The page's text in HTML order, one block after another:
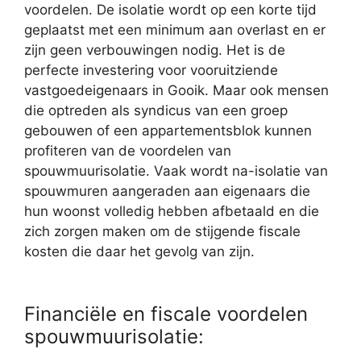
voordelen. De isolatie wordt op een korte tijd
geplaatst met een minimum aan overlast en er
zijn geen verbouwingen nodig. Het is de
perfecte investering voor vooruitziende
vastgoedeigenaars in Gooik. Maar ook mensen
die optreden als syndicus van een groep
gebouwen of een appartementsblok kunnen
profiteren van de voordelen van
spouwmuurisolatie. Vaak wordt na-isolatie van
spouwmuren aangeraden aan eigenaars die
hun woonst volledig hebben afbetaald en die
zich zorgen maken om de stijgende fiscale
kosten die daar het gevolg van zijn.
Financiële en fiscale voordelen
spouwmuurisolatie: